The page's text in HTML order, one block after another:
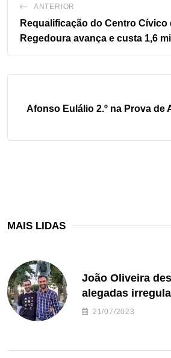
ANTERIOR
Requalificação do Centro Cívico
Regedoura avança e custa 1,6
Afonso Eulálio 2.º na Prova de
MAIS LIDAS
João Oliveira
alegadas
de Freguesia S.
21/07/2023